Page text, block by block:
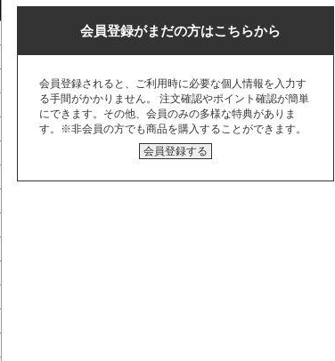
会員登録がまだの方はこちらから
会員登録されると、ご利用時に必要な個人情報を入力す
る手間がかかりません。 注文確認やポイント確認が簡単
にできます。その他、会員のみの多様な特典がありま
す。※非会員の方でも商品を購入することができます。
会員登録する